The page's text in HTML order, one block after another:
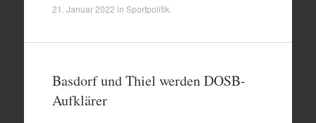
21. Januar 2022 in Sportpolitik
Basdorf und Thiel werden DOSB-
Aufklärer